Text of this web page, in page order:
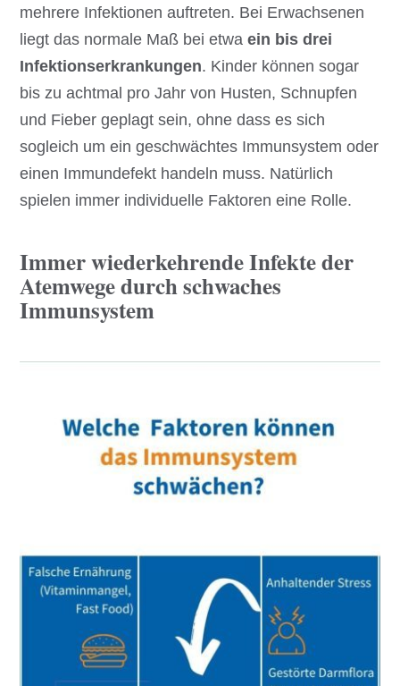
mehrere Infektionen auftreten. Bei Erwachsenen
liegt das normale Maß bei etwaein bis drei
Infektionserkrankungen. Kinder können sogar
bis zu achtmal pro Jahr von Husten, Schnupfen
und Fieber geplagt sein, ohne dass es sich
sogleich um ein geschwächtes Immunsystem oder
einen Immundefekt handeln muss. Natürlich
spielen immer individuelle Faktoren eine Rolle.
Immer wiederkehrende Infekte der
Atemwege durch schwaches
Immunsystem